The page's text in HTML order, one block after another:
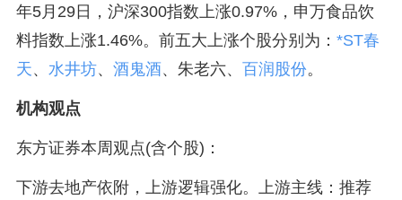
年5月29日，沪深300指数上涨0.97%，申万食品饮
料指数上涨1.46%。前五大上涨个股分别为： *ST春
天、 水井坊、 酒鬼酒、朱老六、 百润股份。
机构观点
东方证券本周观点(含个股)：
下游去地产依附，上游逻辑强化。上游主线：推荐